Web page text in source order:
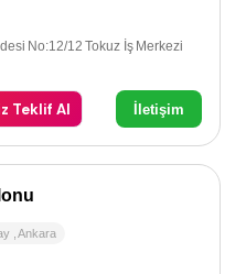
No:12/12 Tokuz İş Merkezi
Teklif Al İletişim
,Ankara